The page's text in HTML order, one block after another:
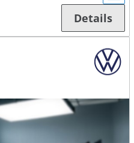
Details